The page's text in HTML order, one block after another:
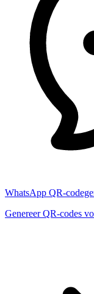
WhatsApp QR-
Genereer QR-codes